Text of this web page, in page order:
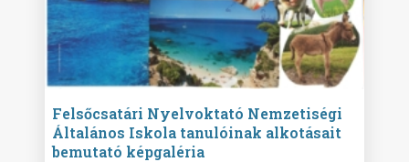
Felsőcsatári Nyelvoktató Nemzetiségi
Általános Iskola tanulóinak alkotásait
bemutató képgaléria